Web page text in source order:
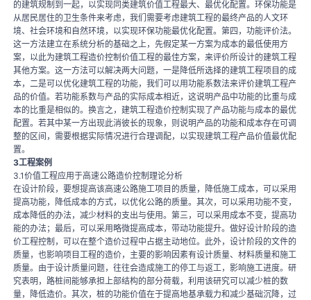
的建筑规制到一起，以实现同类建筑价值工程最大、最优化配置。环保功能是
从居民居住的卫生条件来考虑，我们需要考虑建筑工程的最终产品的人文环
境、社会环境和自然环境，以实现环保功能最优化配置。第四，功能评价法。
这一方法建立在系统分析的基础之上，先假定某一方案为成本的最低使用方
案，以此为建筑工程造价控制价值工程的最佳方案，来评价所设计的建筑工程
其他方案。这一方法可以解决两大问题，一是降低所选择的建筑工程项目的成
本，二是可以优化建筑工程的功能，我们可以用功能系数法来评价建筑工程产
品的价值。若功能系数与产品的实际成本相近，这说明产品中功能的比重与成
本的比重是相似的。换言之，建筑工程造价控制实现了产品功能与成本的最优
配置。若其中某一方出现此消彼长的现象，则说明产品的功能和成本存在可调
整的区间，需要根据实际情况进行合理调配，以实现建筑工程产品价值最优配
置。
3工程案例
3.1价值工程应用于高速公路造价控制理论分析
在设计阶段，要想提高该高速公路施工项目的质量，降低施工成本，可以采用
提高功能，降低成本的方式，以优化公路的质量。其次，可以采用功能不变，
成本降低的办法，减少材料的支出与使用。第三，可以采用成本不变，提高功
能的办法；最后，可以采用略微提高成本，带动功能提升。做好设计阶段的造
价工程控制，可以在整个造价过程中占据主动地位。此外，设计阶段的文件的
质量，也影响项目工程的造价，主要的影响因素有设计质量、材料质量和施工
质量。由于设计质量问题，往往会造成施工的停工与返工，影响施工进度。研
究表明，路桩间能够承担上部结构的部分荷载，利用该研究可以减少桩的数
量，降低造价。其次，桩的功能价值在于提高地基承载力和减少基础沉降，过